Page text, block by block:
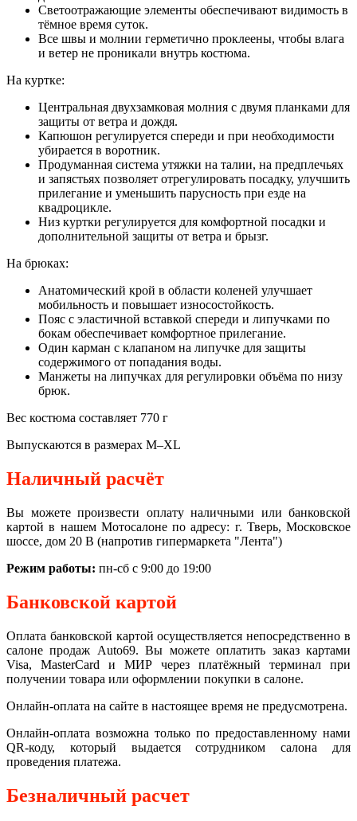
Светоотражающие элементы обеспечивают видимость в
тёмное время суток.
Все швы и молнии герметично проклеены, чтобы влага
и ветер не проникали внутрь костюма.
На куртке:
Центральная двухзамковая молния с двумя планками для
защиты от ветра и дождя.
Капюшон регулируется спереди и при необходимости
убирается в воротник.
Продуманная система утяжки на талии, на предплечьях
и запястьях позволяет отрегулировать посадку, улучшить
прилегание и уменьшить парусность при езде на
квадроцикле.
Низ куртки регулируется для комфортной посадки и
дополнительной защиты от ветра и брызг.
На брюках:
Анатомический крой в области коленей улучшает
мобильность и повышает износостойкость.
Пояс с эластичной вставкой спереди и липучками по
бокам обеспечивает комфортное прилегание.
Один карман с клапаном на липучке для защиты
содержимого от попадания воды.
Манжеты на липучках для регулировки объёма по низу
брюк.
Вес костюма составляет 770 г
Выпускаются в размерах M–XL
Наличный расчёт
Вы можете произвести оплату наличными или банковской
картой в нашем Мотосалоне по адресу: г. Тверь, Московское
шоссе, дом 20 В (напротив гипермаркета "Лента")
Режим работы: пн-сб с 9:00 до 19:00
Банковской картой
Оплата банковской картой осуществляется непосредственно в
салоне продаж Auto69. Вы можете оплатить заказ картами
Visa, MasterCard и МИР через платёжный терминал при
получении товара или оформлении покупки в салоне.
Онлайн-оплата на сайте в настоящее время не предусмотрена.
Онлайн-оплата возможна только по предоставленному нами
QR-коду, который выдается сотрудником салона для
проведения платежа.
Безналичный расчет